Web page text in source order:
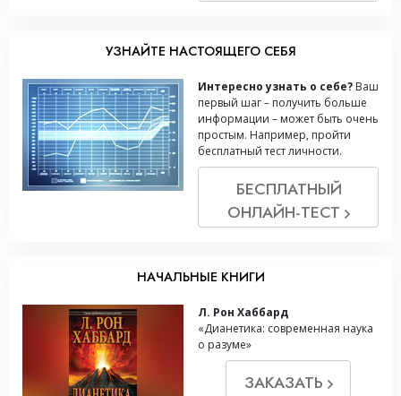
УЗНАЙТЕ НАСТОЯЩЕГО СЕБЯ
Интересно узнать о себе? Ваш
первый шаг – получить больше
информации – может быть очень
простым. Например, пройти
бесплатный тест личности.
БЕСПЛАТНЫЙ
ОНЛАЙН-ТЕСТ
НАЧАЛЬНЫЕ КНИГИ
Л. Рон Хаббард
«Дианетика: современная наука
о разуме»
ЗАКАЗАТЬ